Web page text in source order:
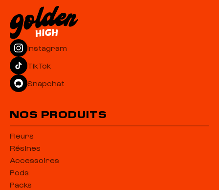
Instagram
TikTok
Snapchat
NOS PRODUITS
Fleurs
Résines
Accessoires
Pods
Packs